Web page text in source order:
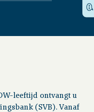
leeftijd ontvangt u
(SVB). Vanaf